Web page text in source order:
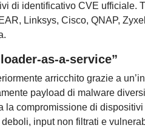
di identificativo CVE ufficiale.
Linksys, Cisco, QNAP,
as-a-service”
arricchito grazie a
payload di malware
la compromissione di
input non filtrati e